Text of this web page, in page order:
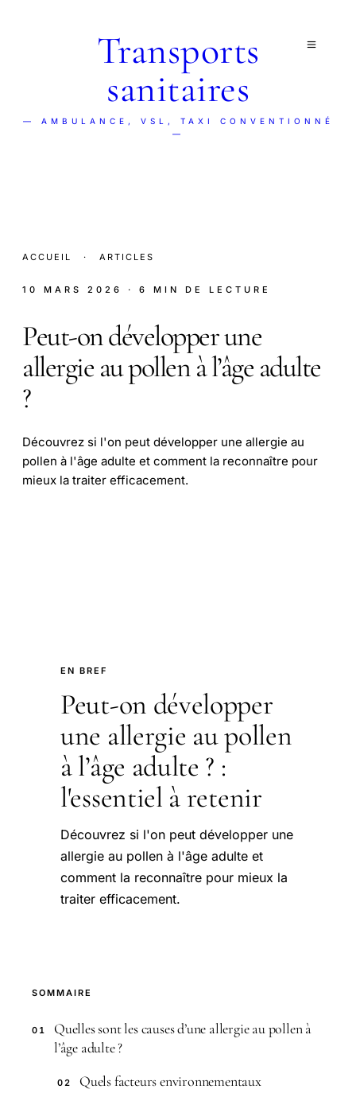
Transports
sanitaires
— AMBULANCE, VSL, TAXI CONVENTIONNÉ
—
ACCUEIL · ARTICLES
10 MARS 2026 · 6 MIN DE LECTURE
Peut-on développer une
allergie au pollen à l’âge adulte
?
Découvrez si l'on peut développer une allergie au
pollen à l'âge adulte et comment la reconnaître pour
mieux la traiter efficacement.
EN BREF
Peut-on développer
une allergie au pollen
à l’âge adulte ? :
l'essentiel à retenir
Découvrez si l'on peut développer une
allergie au pollen à l'âge adulte et
comment la reconnaître pour mieux la
traiter efficacement.
SOMMAIRE
01
Quelles sont les causes d’une allergie au pollen à
l’âge adulte ?
02
Quels facteurs environnementaux